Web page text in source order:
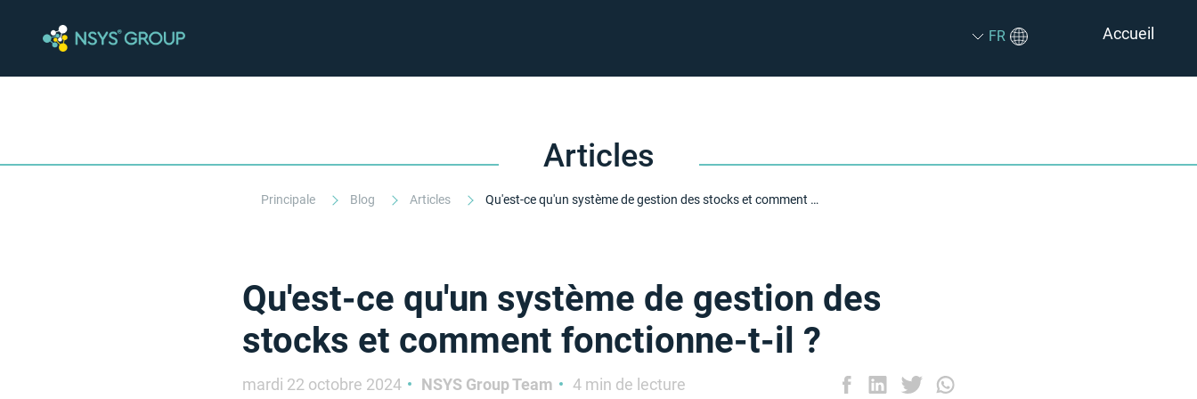
FR Accueil
Articles
Principale Blog Articles Qu'est-ce qu'un système de gestion des stocks et comment fonctionne-t-il ?
Qu'est-ce qu'un système de gestion des
stocks et comment fonctionne-t-il ?
mardi 22 octobre 2024 NSYS Group Team 4 min de lecture